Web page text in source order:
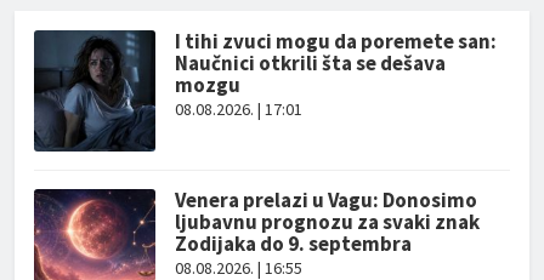
I tihi zvuci mogu da poremete san:
Naučnici otkrili šta se dešava
mozgu
08.08.2026. | 17:01
Venera prelazi u Vagu: Donosimo
ljubavnu prognozu za svaki znak
Zodijaka do 9. septembra
08.08.2026. | 16:55